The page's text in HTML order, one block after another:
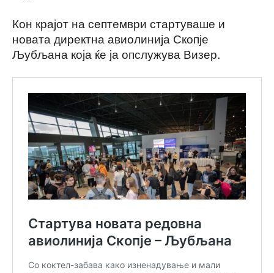
Кон крајот на септември стартуваше и
новата директна авиолинија Скопје
Љубљана која ќе ја опслужува Визер.